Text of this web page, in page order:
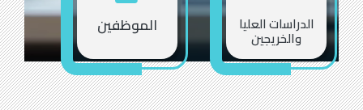
الدراسات العليا
والخريجين
الموظفين